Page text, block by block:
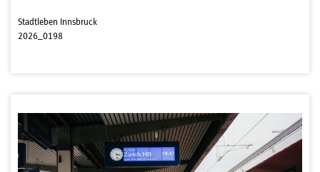
Stadtleben Innsbruck
2026_0198